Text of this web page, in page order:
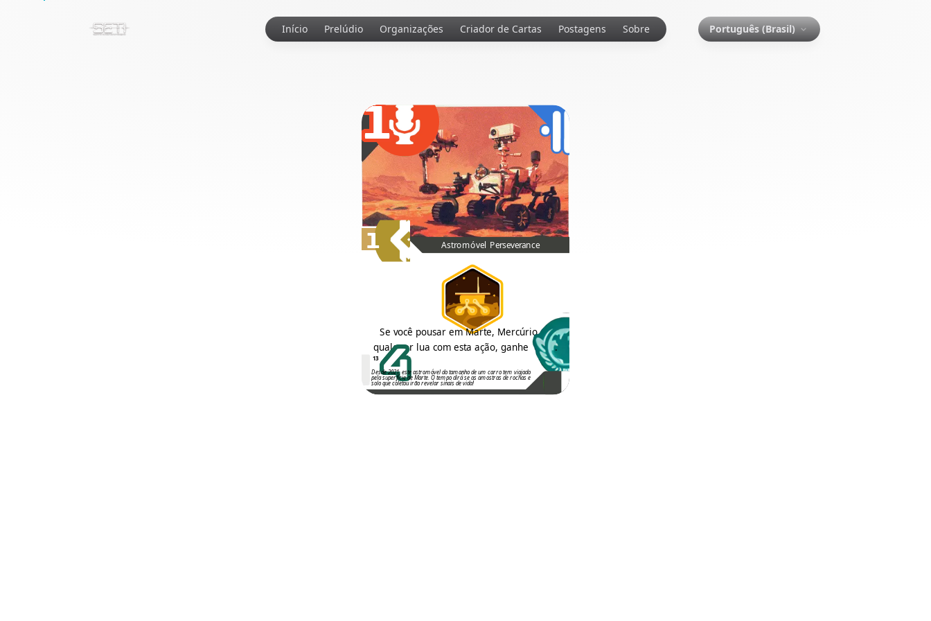
Início Prelúdio Organizações Criador de Cartas Postagens Sobre Português (Brasil)
1
Astromóvel Perseverance
1
Se você pousar em Marte, Mercúrio ou
qualquer lua com esta ação, ganhe
4 .
13
Desde 2021, este astromóvel do tamanho de um carro tem viajado
pela superfície de Marte. O tempo dirá se as amostras de rochas e
solo que coletou irão revelar sinais de vida!